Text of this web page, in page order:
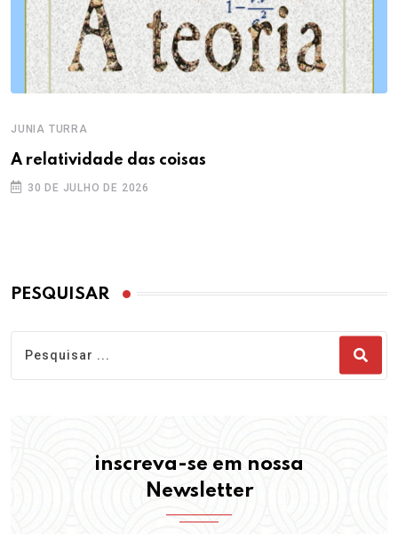
JUNIA TURRA
A relatividade das coisas
30 DE JULHO DE 2026
PESQUISAR
inscreva-se em nossa
Newsletter